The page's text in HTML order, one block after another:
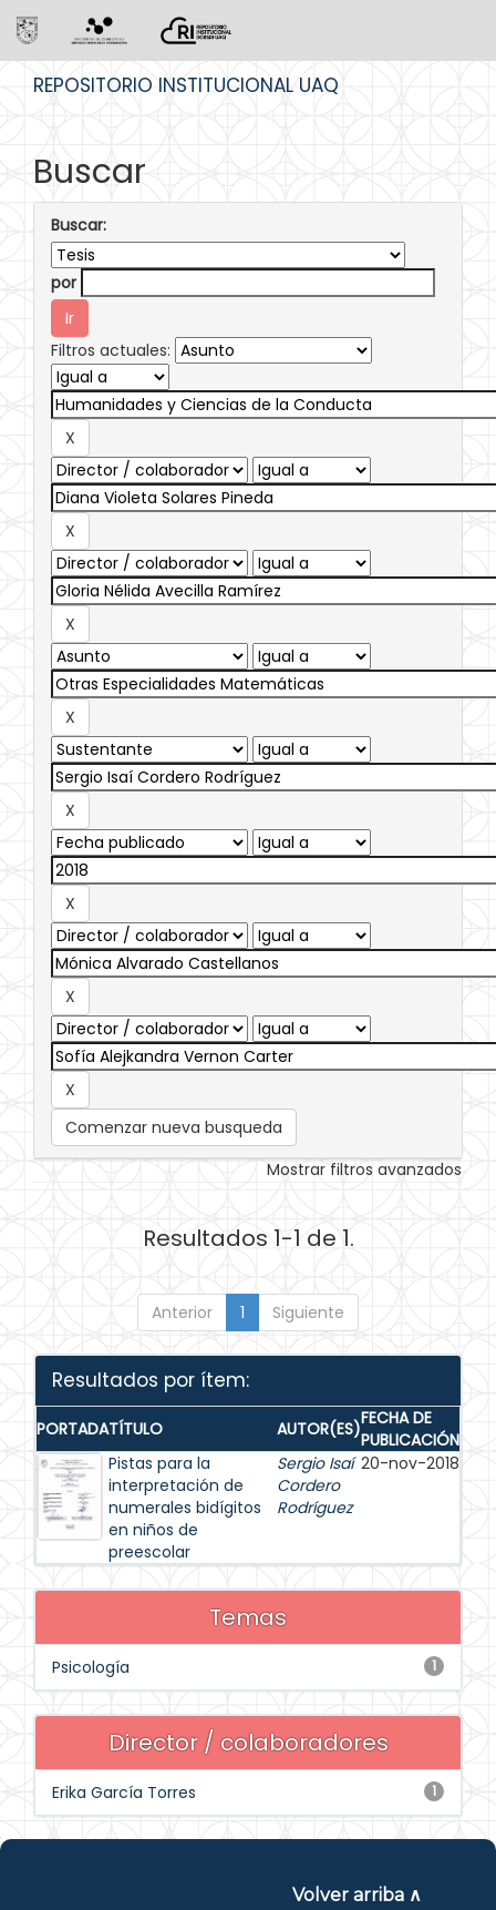
REPOSITORIO INSTITUCIONAL UAQ
Buscar
Buscar:
por
Filtros actuales:
Comenzar nueva busqueda
Mostrar filtros avanzados
Resultados 1-1 de 1.
Anterior 1 Siguiente
Resultados por ítem:
PORTADATÍTULO AUTOR(ES)FECHA DE
PUBLICACIÓN
Pistas para la
interpretación de
numerales bidígitos
en niños de
preescolar
Sergio Isaí
Cordero
Rodríguez
20-nov-2018
Temas
1
Psicología
Director / colaboradores
1
Erika García Torres
Volver arriba ∧